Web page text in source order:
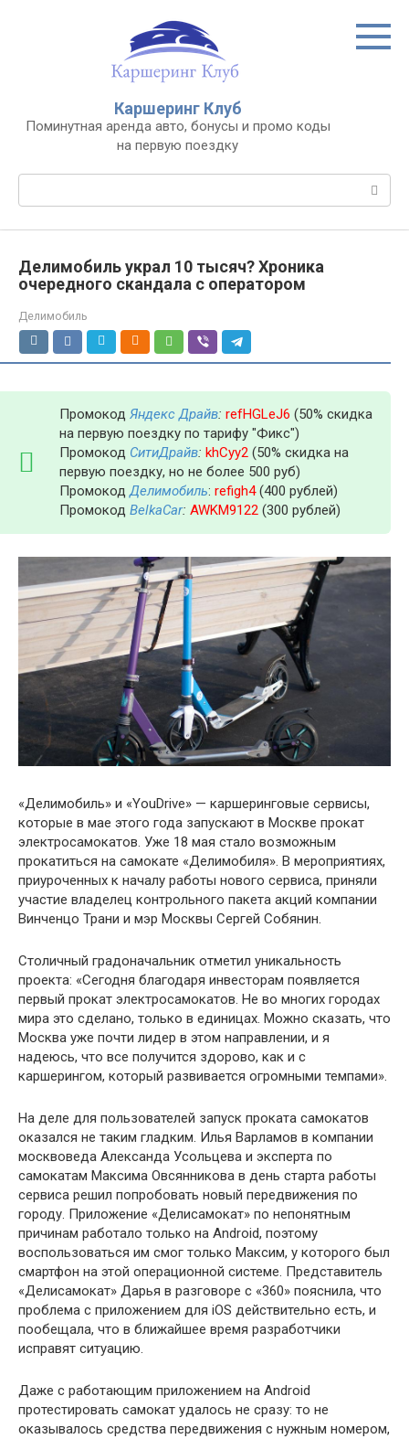
Каршеринг Клуб
Поминутная аренда авто, бонусы и промо коды
на первую поездку
Поиск:
Делимобиль украл 10 тысяч? Хроника
очередного скандала с оператором
Делимобиль
Промокод Яндекс Драйв: refHGLeJ6 (50% скидка
на первую поездку по тарифу "Фикс")
Промокод СитиДрайв: khCyy2 (50% скидка на
первую поездку, но не более 500 руб)
ПромокодДелимобиль: refigh4(400 рублей)
Промокод BelkaCar: AWKM9122 (300 рублей)
«Делимобиль» и «YouDrive» — каршеринговые сервисы,
которые в мае этого года запускают в Москве прокат
электросамокатов. Уже 18 мая стало возможным
прокатиться на самокате «Делимобиля». В мероприятиях,
приуроченных к началу работы нового сервиса, приняли
участие владелец контрольного пакета акций компании
Винченцо Трани и мэр Москвы Сергей Собянин.
Столичный градоначальник отметил уникальность
проекта: «Сегодня благодаря инвесторам появляется
первый прокат электросамокатов. Не во многих городах
мира это сделано, только в единицах. Можно сказать, что
Москва уже почти лидер в этом направлении, и я
надеюсь, что все получится здорово, как и с
каршерингом, который развивается огромными темпами».
На деле для пользователей запуск проката самокатов
оказался не таким гладким. Илья Варламов в компании
москвоведа Александа Усольцева и эксперта по
самокатам Максима Овсянникова в день старта работы
сервиса решил попробовать новый передвижения по
городу. Приложение «Делисамокат» по непонятным
причинам работало только на Android, поэтому
воспользоваться им смог только Максим, у которого был
смартфон на этой операционной системе. Представитель
«Делисамокат» Дарья в разговоре с «360» пояснила, что
проблема с приложением для iOS действительно есть, и
пообещала, что в ближайшее время разработчики
исправят ситуацию.
Даже с работающим приложением на Android
протестировать самокат удалось не сразу: то не
оказывалось средства передвижения с нужным номером,